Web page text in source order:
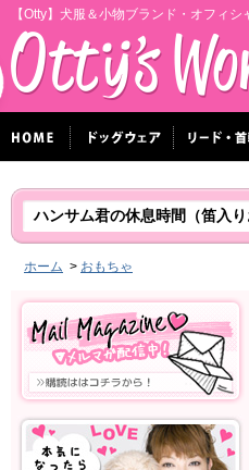
【Otty】犬服＆小物ブランド・オフィシ
ハンサム君の休息時間（笛入り
ホーム > おもちゃ